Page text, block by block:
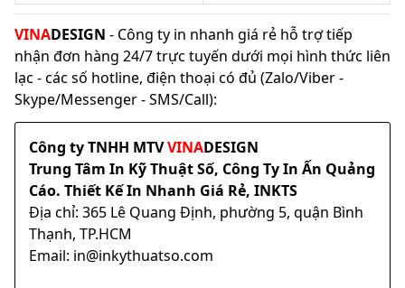
VINADESIGN - Công ty in nhanh giá rẻ hỗ trợ tiếp
nhận đơn hàng 24/7 trực tuyến dưới mọi hình thức liên
lạc - các số hotline, điện thoại có đủ (Zalo/Viber -
Skype/Messenger - SMS/Call):
Công ty TNHH MTVVINADESIGN
Trung Tâm In Kỹ Thuật Số, Công Ty In Ấn Quảng
Cáo. Thiết Kế In Nhanh Giá Rẻ, INKTS
Địa chỉ: 365 Lê Quang Định, phường 5, quận Bình
Thạnh, TP.HCM
Email: in@inkythuatso.com